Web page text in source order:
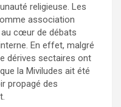
religieuse. Les
association
cœur de débats
En effet, malgré
dérives sectaires ont
la Miviludes ait été
propagé des